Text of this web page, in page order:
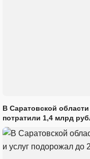
В Саратовской
потратили 1,4 млрд